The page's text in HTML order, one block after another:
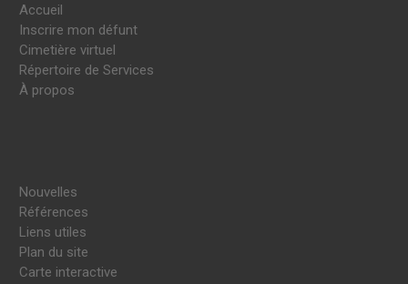
Accueil
Inscrire mon défunt
Cimetière virtuel
Répertoire de Services
À propos
Nouvelles
Références
Liens utiles
Plan du site
Carte interactive